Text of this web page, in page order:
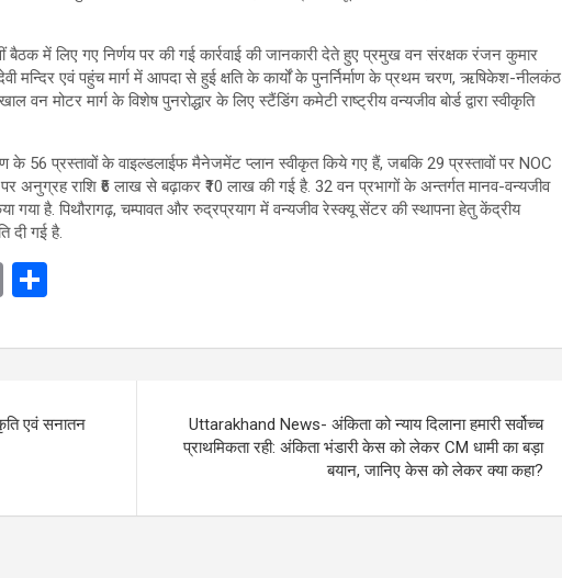
बैठक में लिए गए निर्णय पर की गई कार्रवाई की जानकारी देते हुए प्रमुख वन संरक्षक रंजन कुमार
मन्दिर एवं पहुंच मार्ग में आपदा से हुई क्षति के कार्यों के पुनर्निर्माण के प्रथम चरण, ऋषिकेश-नीलकंठ
वन मोटर मार्ग के विशेष पुनरोद्धार के लिए स्टैंडिंग कमेटी राष्ट्रीय वन्यजीव बोर्ड द्वारा स्वीकृति
56 प्रस्तावों के वाइल्डलाईफ मैनेजमेंट प्लान स्वीकृत किये गए हैं, जबकि 29 प्रस्तावों पर NOC
पर अनुग्रह राशि ₹6 लाख से बढ़ाकर ₹10 लाख की गई है. 32 वन प्रभागों के अन्तर्गत मानव-वन्यजीव
गया है. पिथौरागढ़, चम्पावत और रुद्रप्रयाग में वन्यजीव रेस्क्यू सेंटर की स्थापना हेतु केंद्रीय
दी गई है.
C
py
n
ar
एवं सनातन
Uttarakhand News- अंकिता को न्याय दिलाना हमारी सर्वोच्च
प्राथमिकता रही: अंकिता भंडारी केस को लेकर CM धामी का बड़ा
बयान, जानिए केस को लेकर क्या कहा?